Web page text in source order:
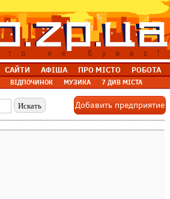
САЙТИ АФІША ПРО МІСТО РОБОТА
ВІДПОЧИНОК МУЗИКА 7 ДИВ МІСТА
Добавить предприятие